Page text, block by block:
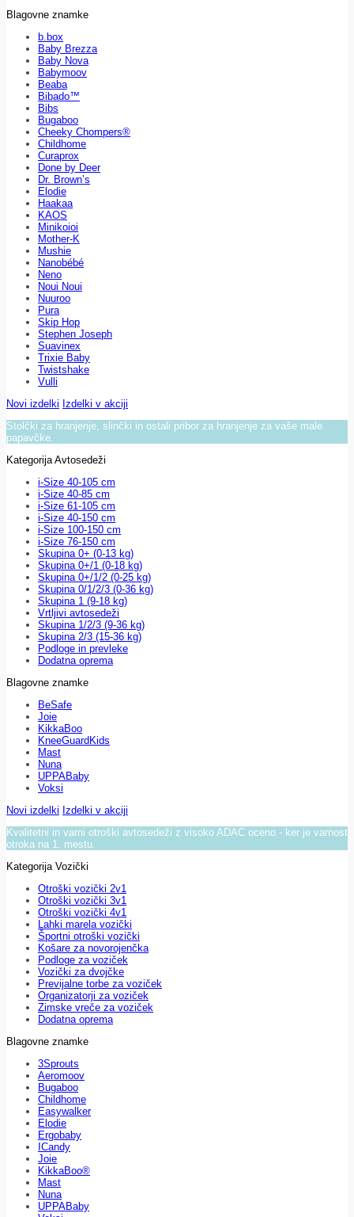
Blagovne znamke
b.box
Baby Brezza
Baby Nova
Babymoov
Beaba
Bibado™
Bibs
Bugaboo
Cheeky Chompers®
Childhome
Curaprox
Done by Deer
Dr. Brown’s
Elodie
Haakaa
KAOS
Minikoioi
Mother-K
Mushie
Nanobébé
Neno
Noui Noui
Nuuroo
Pura
Skip Hop
Stephen Joseph
Suavinex
Trixie Baby
Twistshake
Vulli
Novi izdelki Izdelki v akciji
Stolčki za hranjenje, slinčki in ostali pribor za hranjenje za vaše male
papavčke.
Kategorija Avtosedeži
i-Size 40-105 cm
i-Size 40-85 cm
i-Size 61-105 cm
i-Size 40-150 cm
i-Size 100-150 cm
i-Size 76-150 cm
Skupina 0+ (0-13 kg)
Skupina 0+/1 (0-18 kg)
Skupina 0+/1/2 (0-25 kg)
Skupina 0/1/2/3 (0-36 kg)
Skupina 1 (9-18 kg)
Vrtljivi avtosedeži
Skupina 1/2/3 (9-36 kg)
Skupina 2/3 (15-36 kg)
Podloge in prevleke
Dodatna oprema
Blagovne znamke
BeSafe
Joie
KikkaBoo
KneeGuardKids
Mast
Nuna
UPPABaby
Voksi
Novi izdelki Izdelki v akciji
Kvalitetni in varni otroški avtosedeži z visoko ADAC oceno - ker je varnost
otroka na 1. mestu.
Kategorija Vozički
Otroški vozički 2v1
Otroški vozički 3v1
Otroški vozički 4v1
Lahki marela vozički
Športni otroški vozički
Košare za novorojenčka
Podloge za voziček
Vozički za dvojčke
Previjalne torbe za voziček
Organizatorji za voziček
Zimske vreče za voziček
Dodatna oprema
Blagovne znamke
3Sprouts
Aeromoov
Bugaboo
Childhome
Easywalker
Elodie
Ergobaby
ICandy
Joie
KikkaBoo®
Mast
Nuna
UPPABaby